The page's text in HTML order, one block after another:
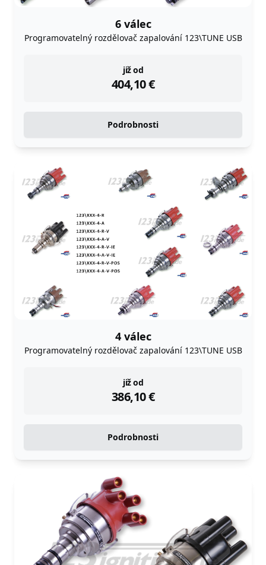
6 válec
Programovatelný rozdělovač zapalování 123\TUNE USB
již od
404,10€
instock
Podrobnosti
4 válec
Programovatelný rozdělovač zapalování 123\TUNE USB
již od
386,10€
instock
Podrobnosti